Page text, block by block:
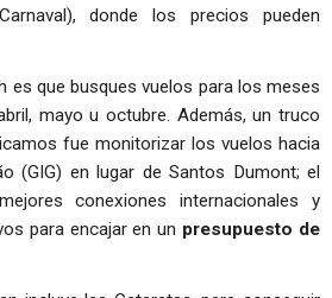
donde los precios pueden
es que busques vuelos para los meses
mayo u octubre. Además, un truco
fue monitorizar los vuelos hacia
(GIG) en lugar de Santos Dumont; el
conexiones internacionales y
para encajar en un presupuesto de